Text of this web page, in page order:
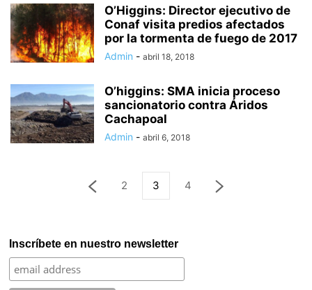
O’Higgins: Director ejecutivo de
Conaf visita predios afectados
por la tormenta de fuego de 2017
Admin - abril 18, 2018
O’higgins: SMA inicia proceso
sancionatorio contra Áridos
Cachapoal
Admin - abril 6, 2018
2 3 4
Inscríbete en nuestro newsletter